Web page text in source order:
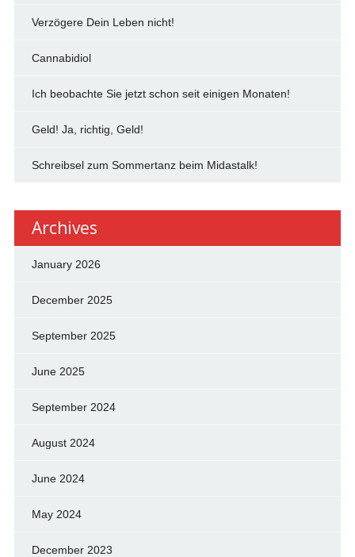
Verzögere Dein Leben nicht!
Cannabidiol
Ich beobachte Sie jetzt schon seit einigen Monaten!
Geld! Ja, richtig, Geld!
Schreibsel zum Sommertanz beim Midastalk!
Archives
January 2026
December 2025
September 2025
June 2025
September 2024
August 2024
June 2024
May 2024
December 2023